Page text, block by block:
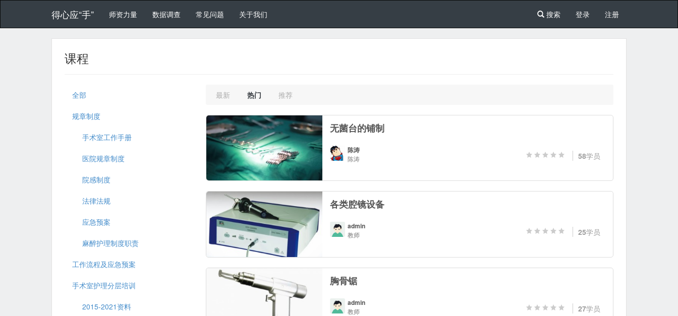
得心应“手” 师资力量 数据调查 常见问题 关于我们 搜索 登录 注册
课程
全部
规章制度
手术室工作手册
医院规章制度
院感制度
法律法规
应急预案
麻醉护理制度职责
工作流程及应急预案
手术室护理分层培训
2015-2021资料
最新 热门 推荐
无菌台的铺制
陈涛
陈涛 58学员
各类腔镜设备
admin
教师 25学员
胸骨锯
admin
教师 27学员